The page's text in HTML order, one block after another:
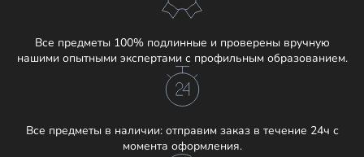
Все предметы 100% подлинные и проверены вручную
нашими опытными экспертами с профильным образованием.
Все предметы в наличии: отправим заказ в течение 24ч с
момента оформления.